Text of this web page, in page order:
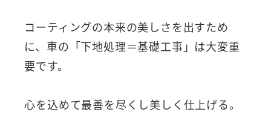
コーティングの本来の美しさを出すため
に、車の「下地処理＝基礎工事」は大変重
要です。
心を込めて最善を尽くし美しく仕上げる。